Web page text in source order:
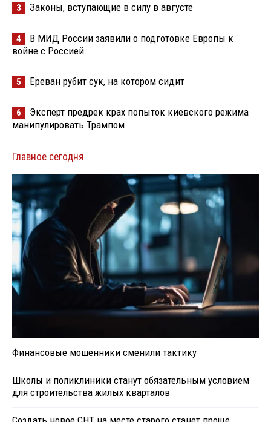
3 Законы, вступающие в силу в августе
4
В МИД России заявили о подготовке Европы к
войне с Россией
5 Ереван рубит сук, на котором сидит
6
Эксперт предрек крах попыток киевского режима
манипулировать Трампом
Главное сегодня
Финансовые мошенники сменили тактику
Школы и поликлиники станут обязательным условием
для строительства жилых кварталов